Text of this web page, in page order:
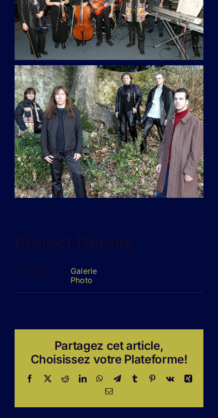
Galerie
Photo
Partagez cet article,
Choisissez votre Plateforme!
Facebook
X RedditLinkedInWhatsApp
TelegramTumblr Pinterest
Vk
Xing
Email